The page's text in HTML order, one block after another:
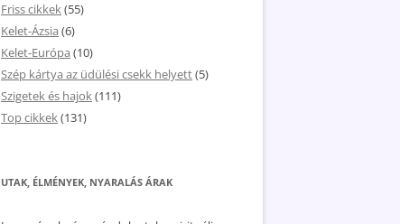
Friss cikkek(55)
Kelet-Ázsia (6)
Kelet-Európa (10)
Szép kártya az üdülési csekk helyett(5)
Szigetek és hajok(111)
Top cikkek(131)
UTAK, ÉLMÉNYEK, NYARALÁS ÁRAK